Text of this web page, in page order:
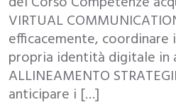
VIRTUAL
efficacemente,
propria identità digitale in
ALLINEAMENTO
anticipare i […]